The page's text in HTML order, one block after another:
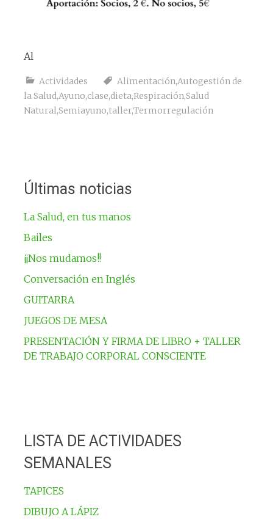
Al
Actividades Alimentación,Autogestión de
la Salud,Ayuno,clase,dieta,Respiración,Salud
Natural,Semiayuno,taller,Termorregulación
Últimas noticias
La Salud, en tus manos
Bailes
¡¡Nos mudamos!!
Conversación en Inglés
GUITARRA
JUEGOS DE MESA
PRESENTACIÓN Y FIRMA DE LIBRO + TALLER
DE TRABAJO CORPORAL CONSCIENTE
LISTA DE ACTIVIDADES
SEMANALES
TAPICES
DIBUJO A LÁPIZ